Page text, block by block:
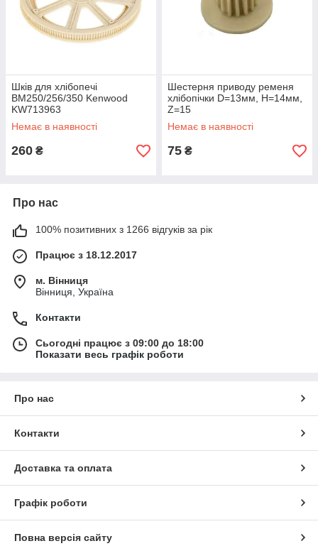
Шків для хлібопечі
BM250/256/350 Kenwood
KW713963
Немає в наявності
260 ₴
Шестерня приводу ременя
хлібопічки D=13мм, H=14мм,
Z=15
Немає в наявності
75 ₴
Про нас
100% позитивних з 1266 відгуків за рік
Працює з 18.12.2017
м. Вінниця
Вінниця, Україна
Контакти
Сьогодні працює з 09:00 до 18:00
Показати весь графік роботи
Про нас
Контакти
Доставка та оплата
Графік роботи
Повна версія сайту